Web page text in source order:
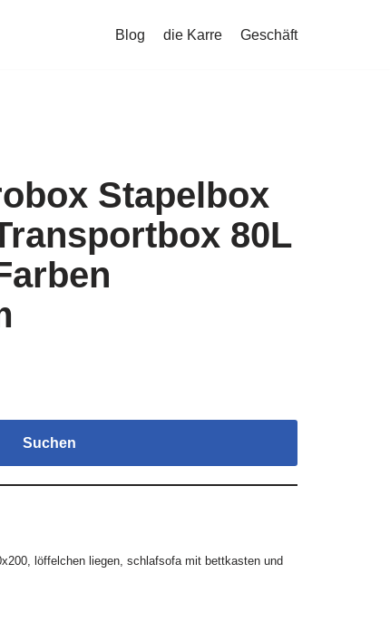
Blog die Karre Geschäft
Stapelbox
80L
Suchen
, löffelchen liegen, schlafsofa mit bettkasten und